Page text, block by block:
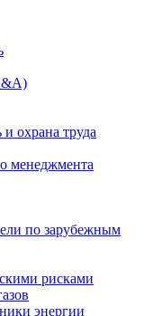
охрана труда
менеджмента
по зарубежным
рисками
энергии